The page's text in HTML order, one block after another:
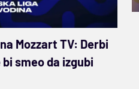
Mozzart TV: Derbi
smeo da izgubi